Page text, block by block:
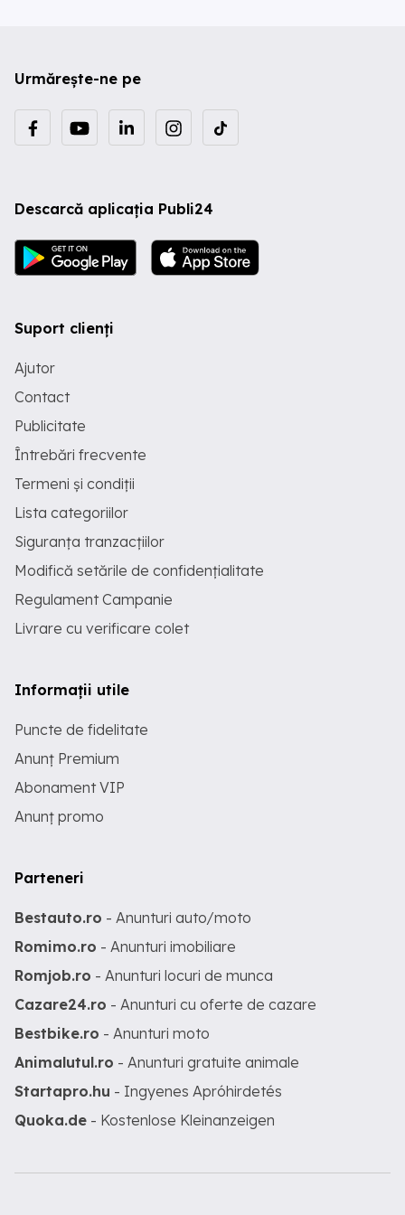
Urmărește-ne pe
Descarcă aplicația Publi24
Suport clienți
Ajutor
Contact
Publicitate
Întrebări frecvente
Termeni și condiții
Lista categoriilor
Siguranța tranzacțiilor
Modifică setările de confidențialitate
Regulament Campanie
Livrare cu verificare colet
Informații utile
Puncte de fidelitate
Anunț Premium
Abonament VIP
Anunț promo
Parteneri
Bestauto.ro - Anunturi auto/moto
Romimo.ro - Anunturi imobiliare
Romjob.ro - Anunturi locuri de munca
Cazare24.ro - Anunturi cu oferte de cazare
Bestbike.ro - Anunturi moto
Animalutul.ro - Anunturi gratuite animale
Startapro.hu - Ingyenes Apróhirdetés
Quoka.de - Kostenlose Kleinanzeigen